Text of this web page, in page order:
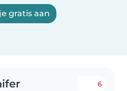
gratis aan
6